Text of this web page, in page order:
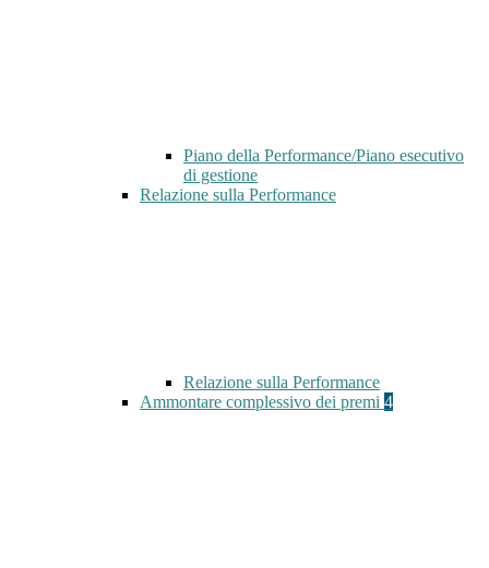
Piano della Performance/Piano esecutivo
di gestione
Relazione sulla Performance
Relazione sulla Performance
Ammontare complessivo dei premi 4